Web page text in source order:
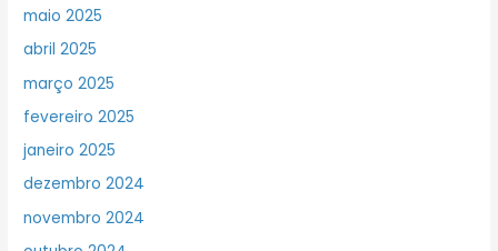
maio 2025
abril 2025
março 2025
fevereiro 2025
janeiro 2025
dezembro 2024
novembro 2024